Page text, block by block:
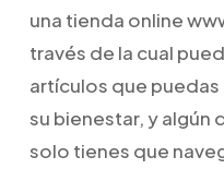
una tienda online
través de la cual
artículos que
su bienestar, y algún
solo tienes que